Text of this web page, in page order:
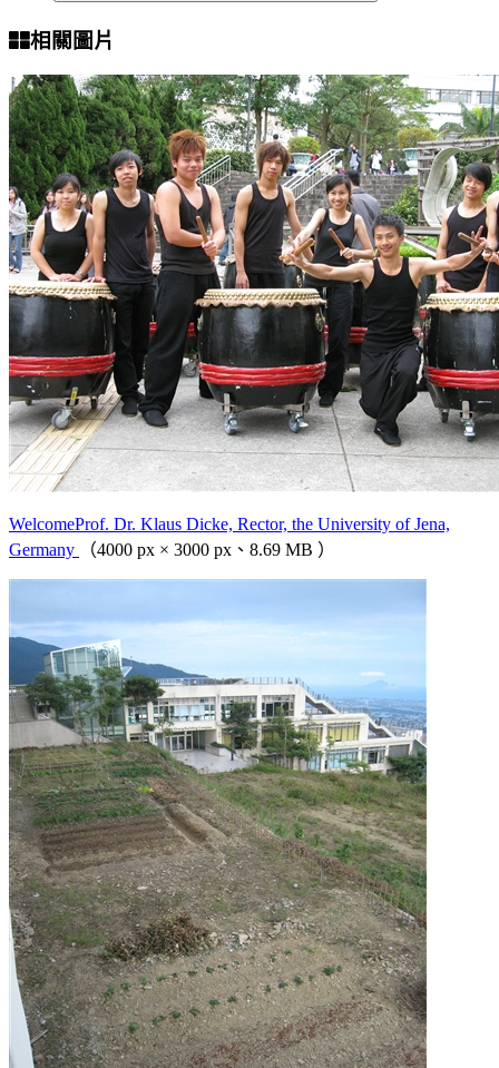
相關圖片
WelcomeProf. Dr. Klaus Dicke, Rector, the University of Jena,
Germany
（4000 px × 3000 px、8.69 MB ）